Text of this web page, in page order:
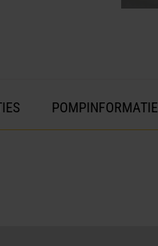
POMPINFORMATIE